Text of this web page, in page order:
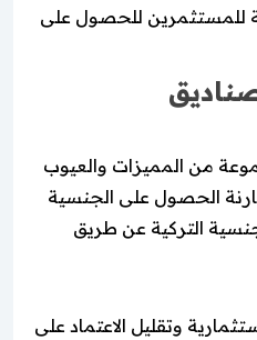
للمستثمرين للحصول على
من المميزات والعيوب
الحصول على الجنسية
التركية عن طريق
وتقليل الاعتماد على